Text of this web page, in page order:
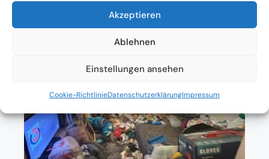
Akzeptieren
Ablehnen
Einstellungen ansehen
Cookie-RichtlinieDatenschutzerklärungImpressum